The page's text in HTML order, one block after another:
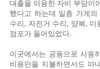
대출을 이용한 자비 부담이
했다고 하는데 일층 가게
수리, 자전거 수리, 양복, 미
점포가 들어있었다.
이곳에서는 공동으로 사용
비용만을 지불하면서도 아